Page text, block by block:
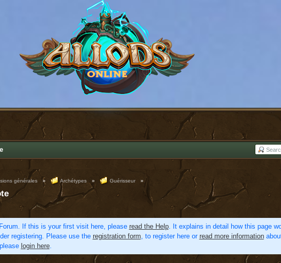
générales » Archétypes » Guérisseur »
If this is your first visit here, please read the Help. It explains in detail how this page
registering. Please use the registration form, to register here or read more information
login here.